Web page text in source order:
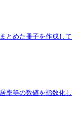
とめた冊子を作成して
率等の数値を指数化し